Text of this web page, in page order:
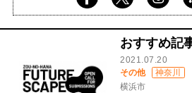
おすすめ記
2021.07.20
その他
神奈川
横浜市